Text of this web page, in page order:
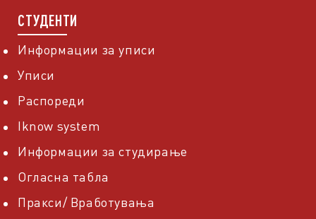
СТУДЕНТИ
Информации за уписи
Уписи
Распореди
Iknow system
Информации за студирање
Огласна табла
Пракси/ Вработувања